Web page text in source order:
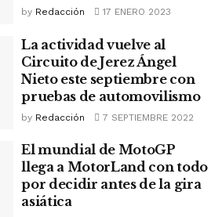
by Redacción 17 ENERO 2023
La actividad vuelve al
Circuito de Jerez Ángel
Nieto este septiembre con
pruebas de automovilismo
by Redacción 7 SEPTIEMBRE 2022
El mundial de MotoGP
llega a MotorLand con todo
por decidir antes de la gira
asiática